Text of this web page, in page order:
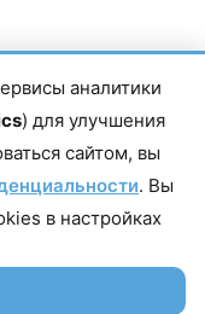
Тимур Нухович.
vestiskfo@gmail.com По
д. 1а. Все
полных материалов
только при условии
аналитики
) для улучшения
сайтом, вы
. Вы
в настройках